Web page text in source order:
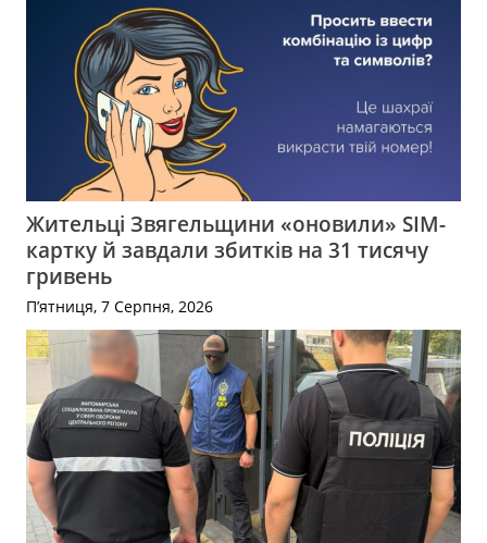
Жительці Звягельщини «оновили» SIM-
картку й завдали збитків на 31 тисячу
гривень
П’ятниця, 7 Серпня, 2026